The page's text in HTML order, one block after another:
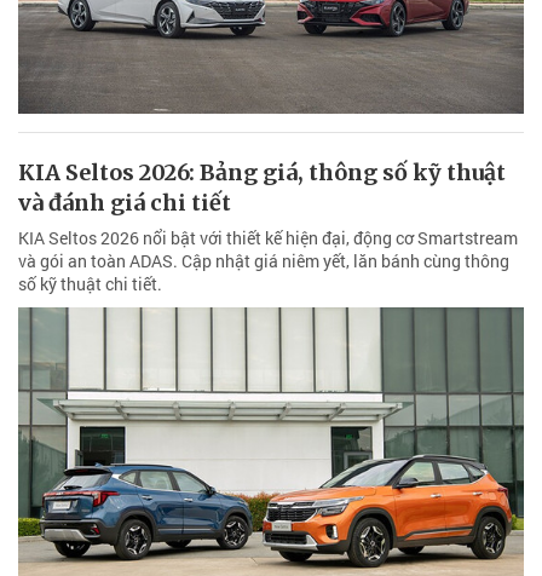
KIA Seltos 2026: Bảng giá, thông số kỹ thuật
và đánh giá chi tiết
KIA Seltos 2026 nổi bật với thiết kế hiện đại, động cơ Smartstream
và gói an toàn ADAS. Cập nhật giá niêm yết, lăn bánh cùng thông
số kỹ thuật chi tiết.